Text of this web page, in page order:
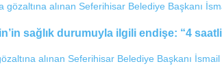
sağlık durumuyla ilgili endişe: “4
alınan Seferihisar Belediye Başkanı